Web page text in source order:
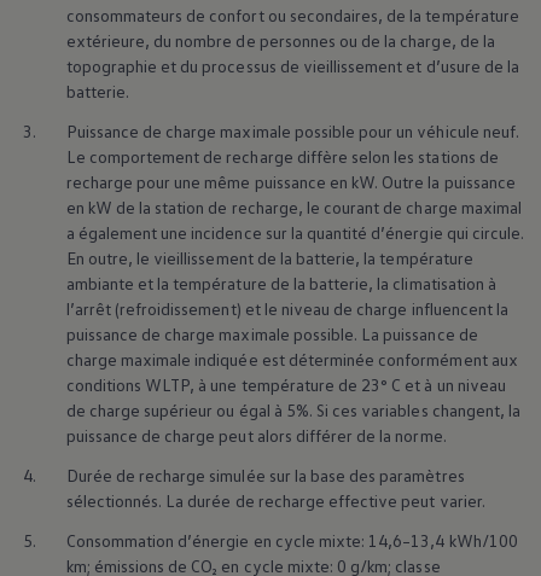
Technologie
intelligente et
innovation
consommateurs de confort ou secondaires, de la température
extérieure, du nombre de personnes ou de la charge, de la
topographie et du processus de vieillissement et d’usure de la
batterie.
3.
Puissance de charge maximale possible pour un véhicule neuf.
Le comportement de recharge diffère selon les stations de
recharge pour une même puissance en kW. Outre la puissance
en kW de la station de recharge, le courant de charge maximal
a également une incidence sur la quantité d’énergie qui circule.
En outre, le vieillissement de la batterie, la température
ambiante et la température de la batterie, la climatisation à
l’arrêt (refroidissement) et le niveau de charge influencent la
puissance de charge maximale possible. La puissance de
charge maximale indiquée est déterminée conformément aux
conditions WLTP, à une température de 23° C et à un niveau
de charge supérieur ou égal à 5%. Si ces variables changent, la
puissance de charge peut alors différer de la norme.
4.
Durée de recharge simulée sur la base des paramètres
sélectionnés. La durée de recharge effective peut varier.
5.
Consommation d’énergie en cycle mixte: 14,6–13,4 kWh/100
km; émissions de CO₂ en cycle mixte: 0 g/km; classe